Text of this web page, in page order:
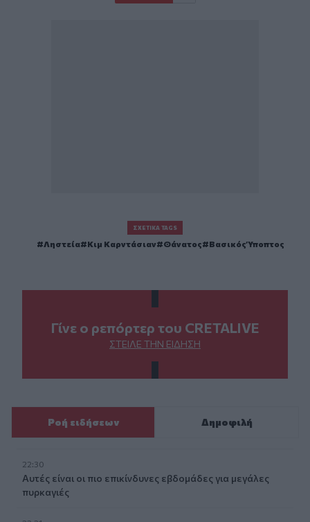
ΣΧΕΤΙΚΆ TAGS
Ληστεία Κιμ Καρντάσιαν Θάνατος Βασικός Ύποπτος
Γίνε ο ρεπόρτερ του CRETALIVE
ΣΤΕΊΛΕ ΤΗΝ ΕΊΔΗΣΗ
Ροή ειδήσεων Δημοφιλή
22:30
Αυτές είναι οι πιο επικίνδυνες εβδομάδες για μεγάλες
πυρκαγιές